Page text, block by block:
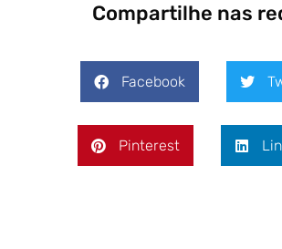
Compartilhe nas
Facebook
Pinterest